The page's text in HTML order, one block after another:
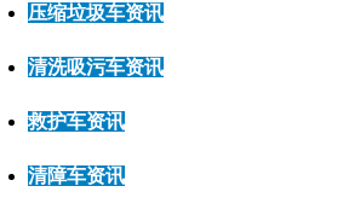
压缩垃圾车资讯
清洗吸污车资讯
救护车资讯
清障车资讯